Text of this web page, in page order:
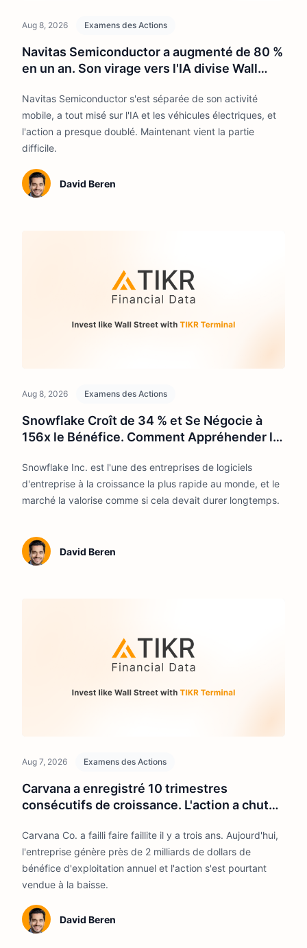
Aug 8, 2026 Examens des Actions
Navitas Semiconductor a augmenté de 80 %
en un an. Son virage vers l'IA divise Wall
Navitas Semiconductor s'est séparée de son activité
mobile, a tout misé sur l'IA et les véhicules électriques, et
l'action a presque doublé. Maintenant vient la partie
difficile.
David Beren
Aug 8, 2026 Examens des Actions
Snowflake Croît de 34 % et Se Négocie à
156x le Bénéfice. Comment Appréhender la
Snowflake Inc. est l'une des entreprises de logiciels
d'entreprise à la croissance la plus rapide au monde, et le
marché la valorise comme si cela devait durer longtemps.
David Beren
Aug 7, 2026 Examens des Actions
Carvana a enregistré 10 trimestres
consécutifs de croissance. L'action a chuté
Carvana Co. a failli faire faillite il y a trois ans. Aujourd'hui,
l'entreprise génère près de 2 milliards de dollars de
bénéfice d'exploitation annuel et l'action s'est pourtant
vendue à la baisse.
David Beren